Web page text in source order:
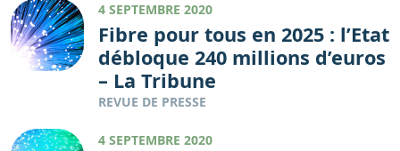
4 SEPTEMBRE 2020
Fibre pour tous en 2025 : l’Etat
débloque 240 millions d’euros
– La Tribune
REVUE DE PRESSE
4 SEPTEMBRE 2020